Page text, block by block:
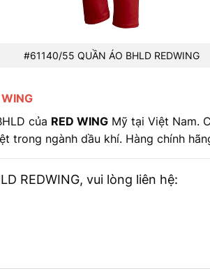
#61140/55 QUẦN ÁO BHLD REDWING
của RED WINGMỹ tại Việt Nam.
trong ngành dầu khí. Hàng chính
REDWING, vui lòng liên hệ: